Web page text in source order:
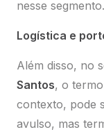
My
Serviços de
boleto e
Preciso de ajuda
nesse segmento.
Logística e
Além disso, no
Santos, o
contexto, pode
avulso, mas